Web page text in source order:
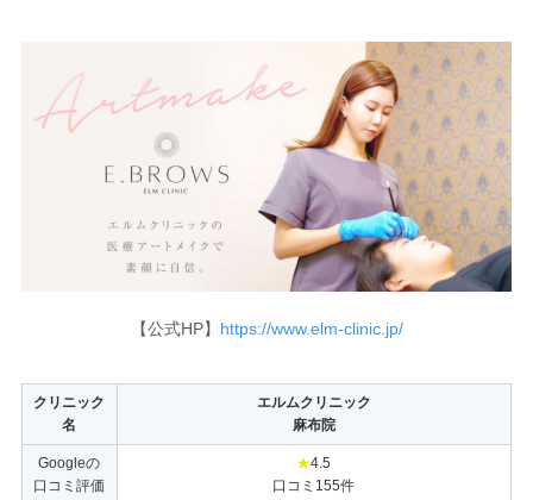
【公式HP】 https://www.elm-clinic.jp/
クリニック
名
エルムクリニック
麻布院
Googleの
口コミ評価
★4.5
口コミ155件